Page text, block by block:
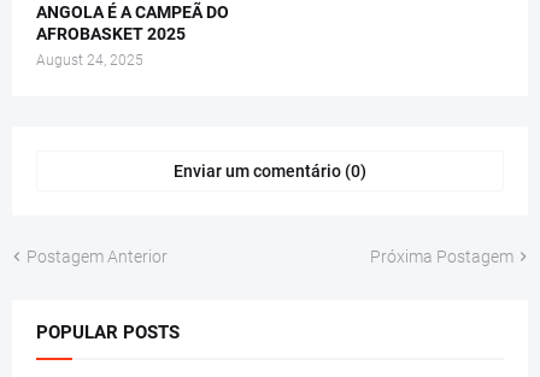
ANGOLA É A CAMPEÃ DO
AFROBASKET 2025
August 24, 2025
Enviar um comentário (0)
Postagem Anterior Próxima Postagem
POPULAR POSTS